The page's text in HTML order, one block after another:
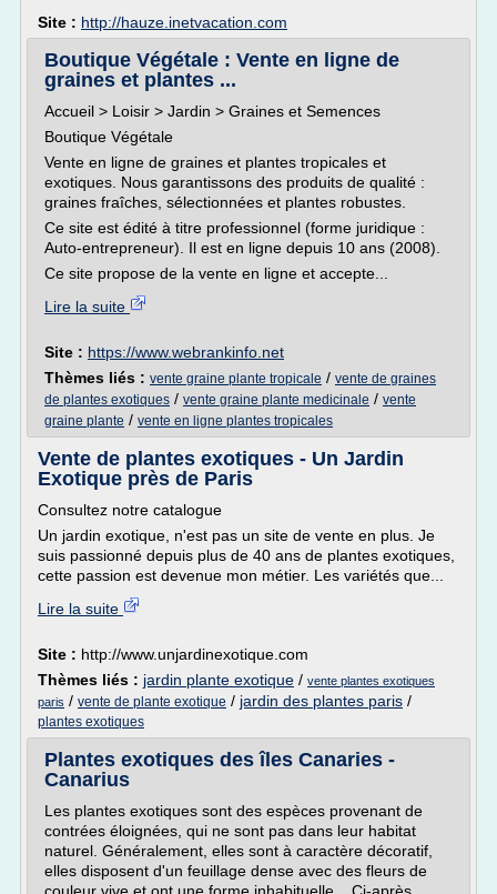
Site : http://hauze.inetvacation.com
Boutique Végétale : Vente en ligne de
graines et plantes ...
Accueil > Loisir > Jardin > Graines et Semences
Boutique Végétale
Vente en ligne de graines et plantes tropicales et
exotiques. Nous garantissons des produits de qualité :
graines fraîches, sélectionnées et plantes robustes.
Ce site est édité à titre professionnel (forme juridique :
Auto-entrepreneur). Il est en ligne depuis 10 ans (2008).
Ce site propose de la vente en ligne et accepte...
Lire la suite
Site : https://www.webrankinfo.net
Thèmes liés : vente graine plante tropicale / vente de graines
de plantes exotiques / vente graine plante medicinale / vente
graine plante / vente en ligne plantes tropicales
Vente de plantes exotiques - Un Jardin
Exotique près de Paris
Consultez notre catalogue
Un jardin exotique, n'est pas un site de vente en plus. Je
suis passionné depuis plus de 40 ans de plantes exotiques,
cette passion est devenue mon métier. Les variétés que...
Lire la suite
Site : http://www.unjardinexotique.com
Thèmes liés : jardin plante exotique / vente plantes exotiques
paris / vente de plante exotique / jardin des plantes paris /
plantes exotiques
Plantes exotiques des îles Canaries -
Canarius
Les plantes exotiques sont des espèces provenant de
contrées éloignées, qui ne sont pas dans leur habitat
naturel. Généralement, elles sont à caractère décoratif,
elles disposent d'un feuillage dense avec des fleurs de